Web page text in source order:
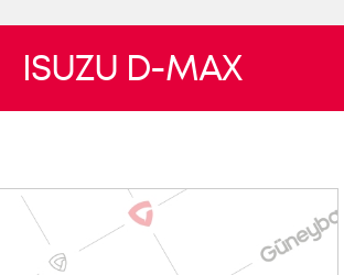
ISUZU D-MAX